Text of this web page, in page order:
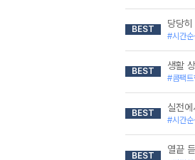
BEST 당당
#시간
BEST 생활
#콤팩
BEST 실전
#시간
BEST
열끝